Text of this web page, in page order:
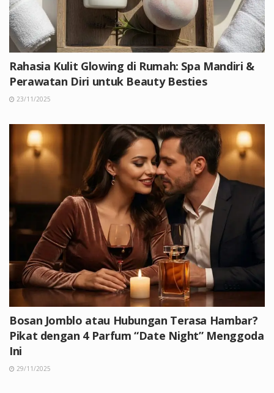
Rahasia Kulit Glowing di Rumah: Spa Mandiri &
Perawatan Diri untuk Beauty Besties
23/11/2025
Bosan Jomblo atau Hubungan Terasa Hambar?
Pikat dengan 4 Parfum “Date Night” Menggoda
Ini
29/11/2025